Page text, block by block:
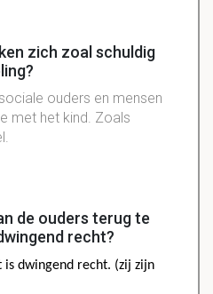
zich zoal schuldig
ouders en mensen
met het kind. Zoals
de ouders terug te
recht?
is dwingend recht. (zij zijn